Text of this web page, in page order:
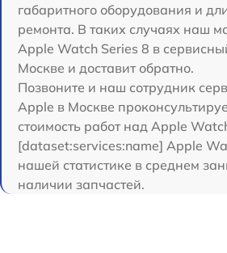
габаритного оборудования и
ремонта. В таких случаях наш
Apple Watch Series 8 в
Москве и доставит обратно.
Позвоните и наш сотрудник
Apple в Москве
стоимость работ над Apple
[dataset:services:name] Apple
нашей статистике в среднем
наличии запчастей.